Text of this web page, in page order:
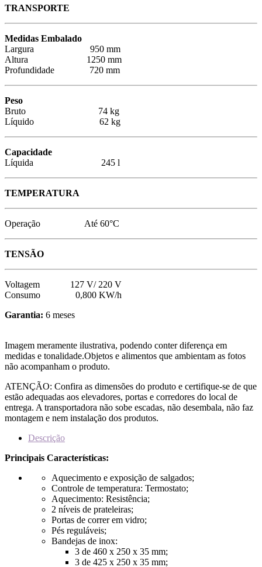
TRANSPORTE
Medidas Embalado
Largura 950 mm
Altura 1250 mm
Profundidade 720 mm
Peso
Bruto 74 kg
Líquido 62 kg
Capacidade
Líquida 245 l
TEMPERATURA
Operação Até 60°C
TENSÃO
Voltagem 127 V/ 220 V
Consumo 0,800 KW/h
Garantia: 6 meses
Imagem meramente ilustrativa, podendo conter diferença em
medidas e tonalidade.Objetos e alimentos que ambientam as fotos
não acompanham o produto.
ATENÇÃO: Confira as dimensões do produto e certifique-se de que
estão adequadas aos elevadores, portas e corredores do local de
entrega. A transportadora não sobe escadas, não desembala, não faz
montagem e nem instalação dos produtos.
Descrição
Principais Características:
Aquecimento e exposição de salgados;
Controle de temperatura: Termostato;
Aquecimento: Resistência;
2 níveis de prateleiras;
Portas de correr em vidro;
Pés reguláveis;
Bandejas de inox:
3 de 460 x 250 x 35 mm;
3 de 425 x 250 x 35 mm;